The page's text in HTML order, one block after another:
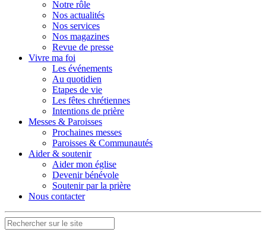
Notre rôle
Nos actualités
Nos services
Nos magazines
Revue de presse
Vivre ma foi
Les événements
Au quotidien
Etapes de vie
Les fêtes chrétiennes
Intentions de prière
Messes & Paroisses
Prochaines messes
Paroisses & Communautés
Aider & soutenir
Aider mon église
Devenir bénévole
Soutenir par la prière
Nous contacter